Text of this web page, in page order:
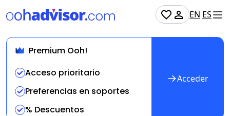
EN ES
Premium Ooh!
Acceso prioritario
Preferencias en soportes
% Descuentos
Acceder